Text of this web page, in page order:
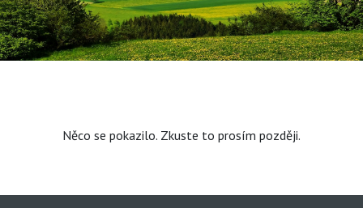
Něco se pokazilo. Zkuste to prosím později.